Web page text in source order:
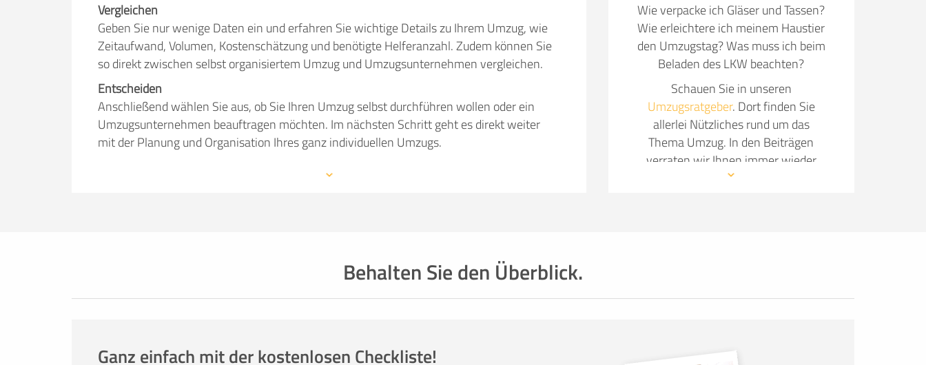
Vergleichen
Geben Sie nur wenige Daten ein und erfahren Sie wichtige Details zu Ihrem Umzug, wie
Zeitaufwand, Volumen, Kostenschätzung und benötigte Helferanzahl. Zudem können Sie
so direkt zwischen selbst organisiertem Umzug und Umzugsunternehmen vergleichen.
Entscheiden
Anschließend wählen Sie aus, ob Sie Ihren Umzug selbst durchführen wollen oder ein
Umzugsunternehmen beauftragen möchten. Im nächsten Schritt geht es direkt weiter
mit der Planung und Organisation Ihres ganz individuellen Umzugs.
Wie verpacke ich Gläser und Tassen?
Wie erleichtere ich meinem Haustier
den Umzugstag? Was muss ich beim
Beladen des LKW beachten?
Schauen Sie in unseren
Umzugsratgeber. Dort finden Sie
allerlei Nützliches rund um das
Thema Umzug. In den Beiträgen
verraten wir Ihnen immer wieder
neue Details, wie Sie Ihren Umzug so
Behalten Sie den Überblick.
Ganz einfach mit der kostenlosen Checkliste!